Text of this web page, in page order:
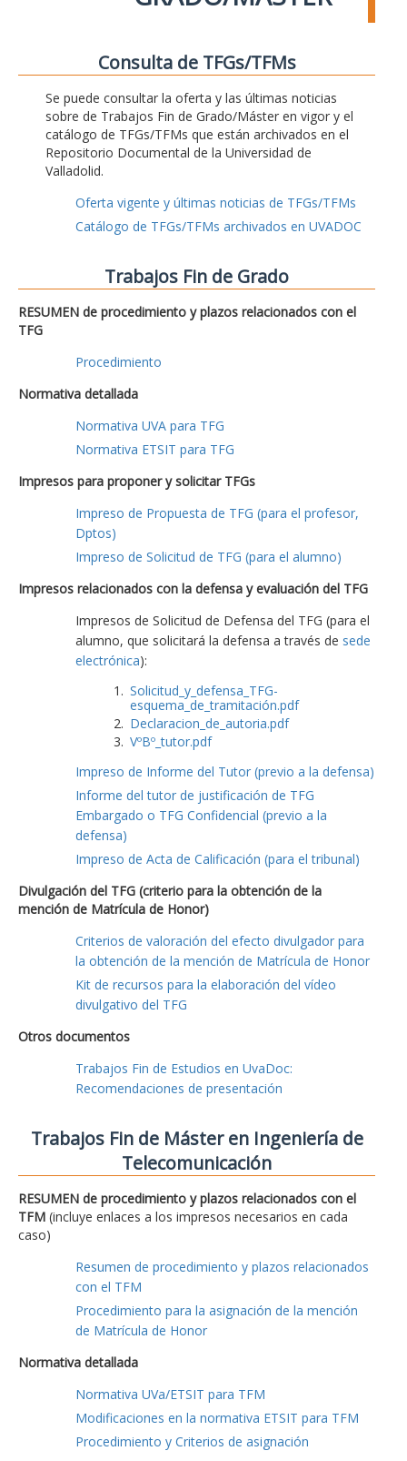
Consulta de TFGs/TFMs
Se puede consultar la oferta y las últimas noticias
sobre de Trabajos Fin de Grado/Máster en vigor y el
catálogo de TFGs/TFMs que están archivados en el
Repositorio Documental de la Universidad de
Valladolid.
Oferta vigente y últimas noticias de TFGs/TFMs
Catálogo de TFGs/TFMs archivados en UVADOC
Trabajos Fin de Grado
RESUMEN de procedimiento y plazos relacionados con el
TFG
Procedimiento
Normativa detallada
Normativa UVA para TFG
Normativa ETSIT para TFG
Impresos para proponer y solicitar TFGs
Impreso de Propuesta de TFG (para el profesor,
Dptos)
Impreso de Solicitud de TFG (para el alumno)
Impresos relacionados con la defensa y evaluación del TFG
Impresos de Solicitud de Defensa del TFG (para el
alumno, que solicitará la defensa a través de sede
electrónica):
Solicitud_y_defensa_TFG-
esquema_de_tramitación.pdf
Declaracion_de_autoria.pdf
VºBº_tutor.pdf
Impreso de Informe del Tutor (previo a la defensa)
Informe del tutor de justificación de TFG
Embargado o TFG Confidencial (previo a la
defensa)
Impreso de Acta de Calificación (para el tribunal)
Divulgación del TFG (criterio para la obtención de la
mención de Matrícula de Honor)
Criterios de valoración del efecto divulgador para
la obtención de la mención de Matrícula de Honor
Kit de recursos para la elaboración del vídeo
divulgativo del TFG
Otros documentos
Trabajos Fin de Estudios en UvaDoc:
Recomendaciones de presentación
Trabajos Fin de Máster en Ingeniería de
Telecomunicación
RESUMEN de procedimiento y plazos relacionados con el
TFM (incluye enlaces a los impresos necesarios en cada
caso)
Resumen de procedimiento y plazos relacionados
con el TFM
Procedimiento para la asignación de la mención
de Matrícula de Honor
Normativa detallada
Normativa UVa/ETSIT para TFM
Modificaciones en la normativa ETSIT para TFM
Procedimiento y Criterios de asignación